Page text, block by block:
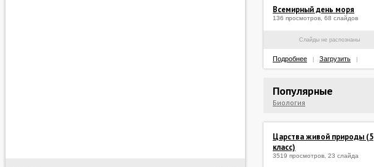
Всемирный день моря
136 просмотров, 68 слайдов
Слайды не распознаны
Подробнее Загрузить
Популярные
Биология
Царства живой природы (5
класс)
3519 просмотров, 23 слайда